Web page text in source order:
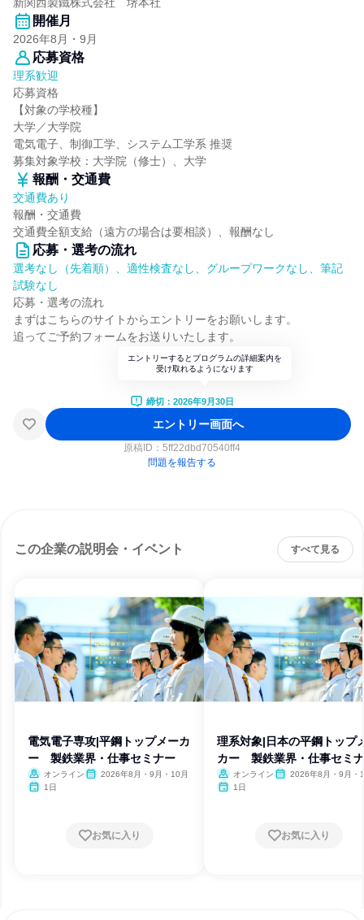
開催月
2026年8月・9月
応募資格
理系歓迎
応募資格
【対象の学校種】
大学／大学院
電気電子、制御工学、システム工学系 推奨
募集対象学校：大学院（修士）、大学
報酬・交通費
交通費あり
報酬・交通費
交通費全額支給（遠方の場合は要相談）、報酬なし
応募・選考の流れ
選考なし（先着順）、適性検査なし、グループワークなし、筆記
試験なし
応募・選考の流れ
まずはこちらのサイトからエントリーをお願いします。
追ってご予約フォームをお送りいたします。
エントリーするとプログラムの詳細案内を
受け取れるようになります
締切：2026年9月30日
エントリー画面へ
原稿ID： 5ff22dbd70540ff4
問題を報告する
この企業の説明会・イベント すべて見る
電気電子専攻|平鋼トップメーカ
ー 製鉄業界・仕事セミナー
オンライン
2026年8月・9月・10月
1日
お気に入り
理系対象|日本の平鋼トップ
カー 製鉄業界・仕事セミ
オンライン
2026年8月・9月・
1日
お気に入り